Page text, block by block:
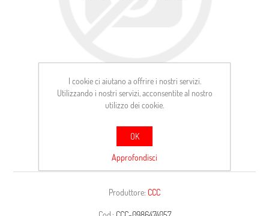
CARCASSA
Produttore: CCC
I cookie ci aiutano a offrire i nostri servizi.
Utilizzando i nostri servizi, acconsentite al nostro
utilizzo dei cookie.
OK
Approfondisci